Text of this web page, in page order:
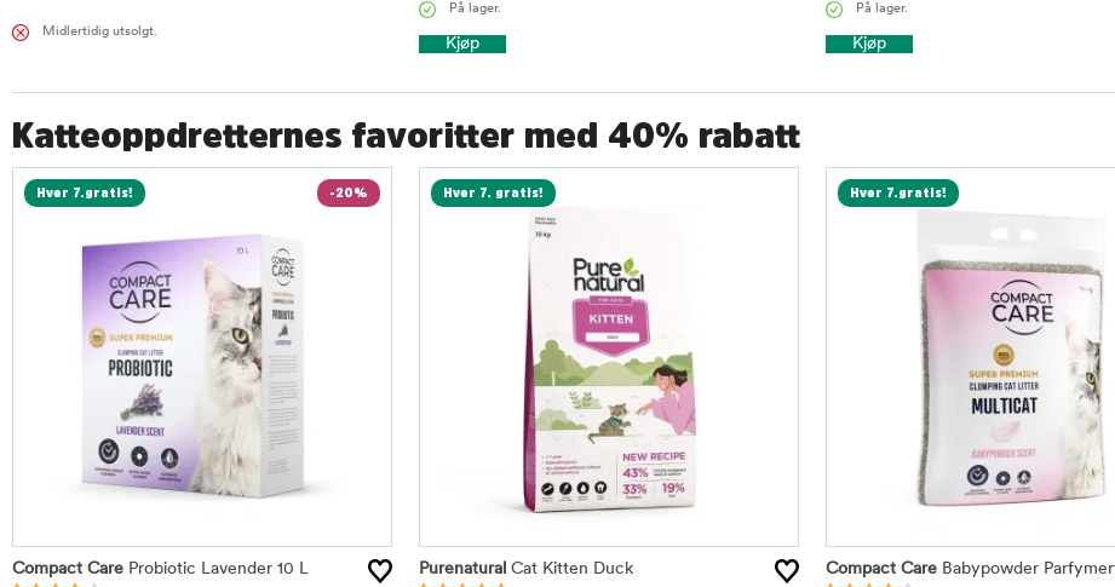
Midlertidig utsolgt.
På lager.
Kjøp
På lager.
Kjøp
Katteoppdretternes favoritter med 40% rabatt
Hver 7.gratis! -20%
Compact Care Probiotic Lavender 10 L
Hver 7. gratis!
Purenatural Cat Kitten Duck
Hver 7.gratis!
Compact Care Babypowder